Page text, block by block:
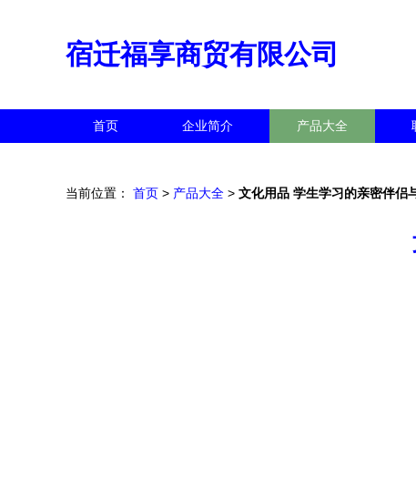
宿迁福享商贸有限公司
首页 企业简介 产品大全
当前位置： 首页 > 产品大全 > 文化用品 学生学习的亲密伴侣